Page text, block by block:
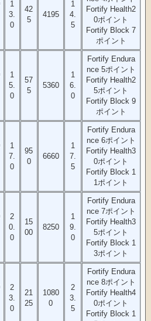
1
3.
0
42
5
4195
1
4.
5
Fortify Health2
0ポイント
Fortify Block 7
ポイント
1
5.
0
57
5
5360
1
6.
0
Fortify Endura
nce 5ポイント
Fortify Health2
5ポイント
Fortify Block 9
ポイント
1
7.
0
95
0
6660
1
7.
5
Fortify Endura
nce 6ポイント
Fortify Health3
0ポイント
Fortify Block 1
1ポイント
2
0.
0
15
00
8250
1
9.
0
Fortify Endura
nce 7ポイント
Fortify Health3
5ポイント
Fortify Block 1
3ポイント
2
3.
0
21
25
1080
0
2
3.
5
Fortify Endura
nce 8ポイント
Fortify Health4
0ポイント
Fortify Block 1